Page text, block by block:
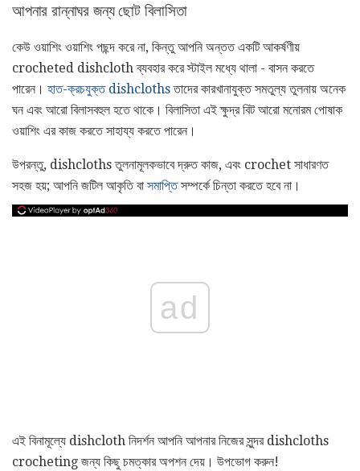
আপনার রান্নাঘর জন্য ছোট বিলাসিতা
কেউ ওয়াশিং ওয়াশিং পছন্দ করে না, কিন্তু আপনি অন্তত একটি আকর্ষণীয়
crocheted dishcloth ব্যবহার করে স্টাইল মধ্যে থালা - বাসন করতে
পারেন। হাত-ক্রচযুক্ত dishclothsতাদের কারখানাযুক্ত সমতুল্য তুলনায় অনেক
ঘন এবং আরো বিলাসবহুল হতে থাকে। বিলাসিতা এই ক্ষুদ্র বিট আরো মনোরম পোষাক
ওয়াশিং এর কাজ করতে সাহায্য করতে পারেন।
উপরন্তু, dishcloths তুলনামূলকভাবে দ্রুত কাজ, এবং crochet সাধারণত
সহজ হয়; আপনি জটিল আকৃতি বা সমাপ্তিসম্পর্কে চিন্তা করতে হবে না।
ad
এই বিনামূল্যে dishcloth নিদর্শন আপনি আপনার নিজের সুন্দর dishcloths
crocheting জন্য কিছু চমত্কার অপশন দেয়। উপভোগ করুন!